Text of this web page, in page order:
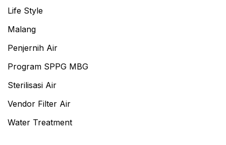
Life Style
Malang
Penjernih Air
Program SPPG MBG
Sterilisasi Air
Vendor Filter Air
Water Treatment